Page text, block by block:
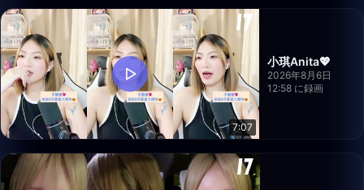
7:07
小琪Anita💖
2026年8月6日
12:58 に録画